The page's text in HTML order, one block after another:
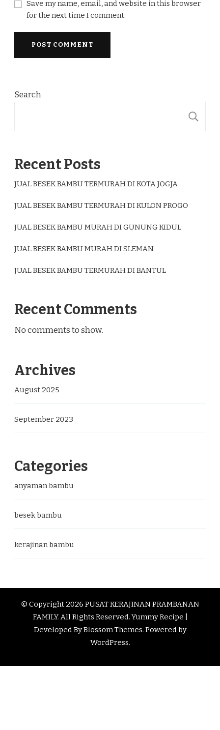
Save my name, email, and website in this browser
for the next time I comment.
Search
Recent Posts
JUAL BESEK BAMBU TERMURAH DI KOTA JOGJA
JUAL BESEK BAMBU TERMURAH DI KULON PROGO
JUAL BESEK BAMBU MURAH DI GUNUNG KIDUL
JUAL BESEK BAMBU MURAH DI SLEMAN
JUAL BESEK BAMBU TERMURAH DI BANTUL
Recent Comments
No comments to show.
Archives
August 2025
September 2023
Categories
anyaman bambu
besek bambu
kerajinan bambu
© Copyright 2026 PUSAT KERAJINAN PRAMBANAN
FAMILY. All Rights Reserved.Yummy Recipe |
Developed ByBlossom Themes. Powered by
WordPress.